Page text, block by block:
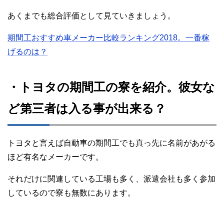
あくまでも総合評価として見ていきましょう。
期間工おすすめ車メーカー比較ランキング2018。一番稼
げるのは？
・トヨタの期間工の寮を紹介。彼女な
ど第三者は入る事が出来る？
トヨタと言えば自動車の期間工でも真っ先に名前があがる
ほど有名なメーカーです。
それだけに関連している工場も多く、派遣会社も多く参加
しているので寮も無数にあります。